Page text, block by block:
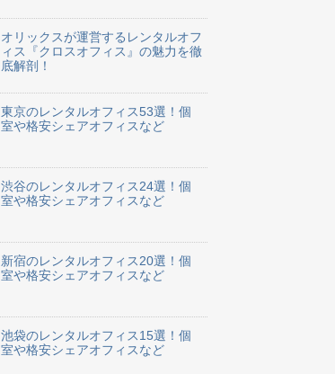
オリックスが運営するレンタルオフ
ィス『クロスオフィス』の魅力を徹
底解剖！
東京のレンタルオフィス53選！個
室や格安シェアオフィスなど
渋谷のレンタルオフィス24選！個
室や格安シェアオフィスなど
新宿のレンタルオフィス20選！個
室や格安シェアオフィスなど
池袋のレンタルオフィス15選！個
室や格安シェアオフィスなど